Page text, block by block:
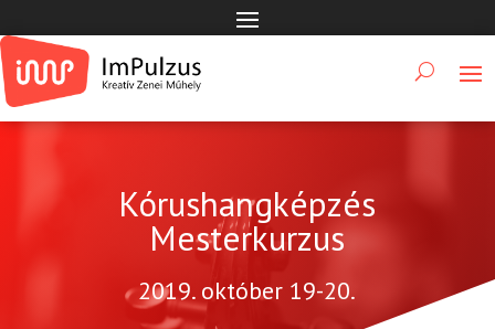
Kórushangképzés
Mesterkurzus
2019. október 19-20.